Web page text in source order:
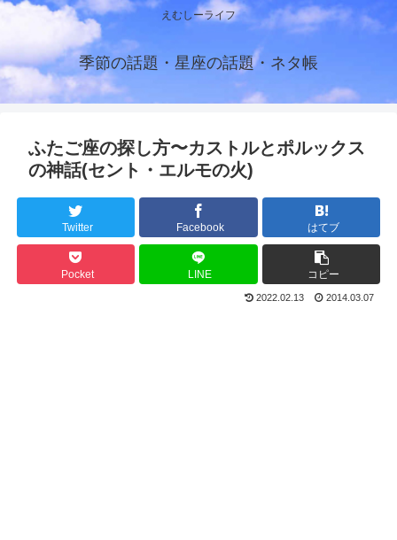
えむしーライフ
季節の話題・星座の話題・ネタ帳
ふたご座の探し方〜カストルとポルックス
の神話(セント・エルモの火)
Twitter Facebook はてブ
Pocket LINE コピー
2022.02.13 2014.03.07